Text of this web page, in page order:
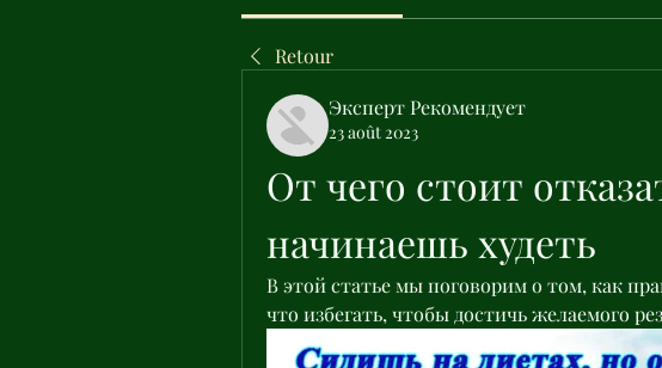
Retour
Эксперт Рекомендует
23 août 2023
От чего стоит
начинаешь худеть
В этой статье мы поговорим о том, как
что избегать, чтобы достичь желаемого